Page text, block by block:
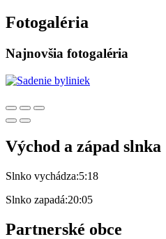
Fotogaléria
Najnovšia fotogaléria
Východ a západ slnka
Slnko vychádza:5:18
Slnko zapadá:20:05
Partnerské obce